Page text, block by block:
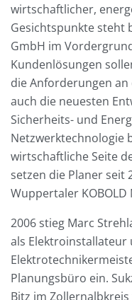
wirtschaftlicher,
Gesichtspunkte steht
GmbH im
Kundenlösungen
die Anforderungen
auch die neuesten
Sicherheits- und
Netzwerktechnologie
wirtschaftliche Seite
setzen die Planer seit
Wuppertaler
2006 stieg Marc
als
Planungsbüro ein.
Bitz im